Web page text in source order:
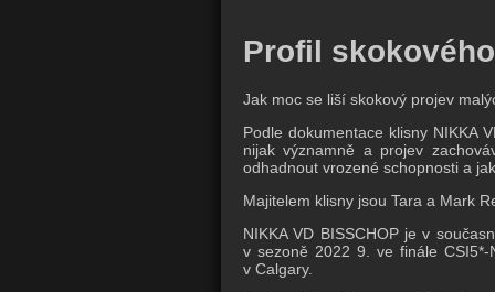
Profil
Jak moc se liší skokový projev
Podle dokumentace klisny NIKKA
nijak významně a projev
odhadnout vrozené schopnosti a
Majitelem klisny jsou Tara a Mark
NIKKA VD BISSCHOP je v
v sezoně 2022 9. ve finále
v Calgary.